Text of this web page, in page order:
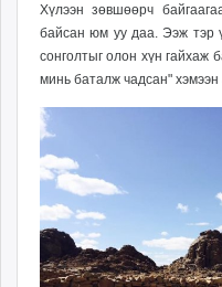
Хүлээн зөвшөөрч
байсан юм уу даа. Ээж тэр
сонголтыг олон хүн гайхаж
минь баталж чадсан" хэмээн